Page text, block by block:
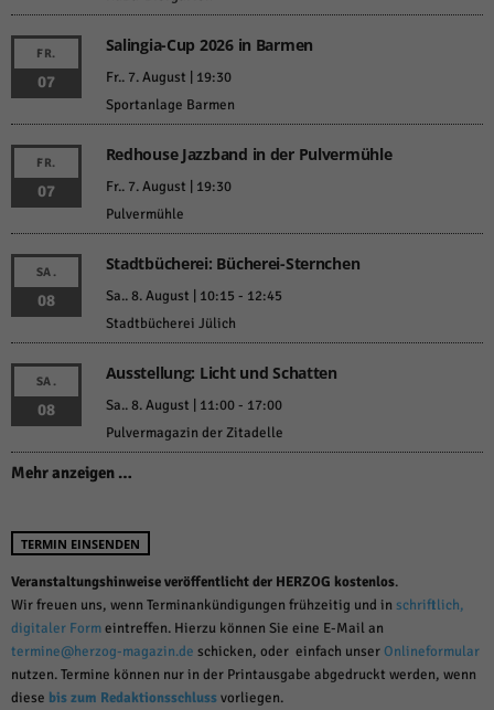
FR.
07
Salingia-Cup 2026 in Barmen
Fr.. 7. August | 19:30
Sportanlage Barmen
FR.
07
Redhouse Jazzband in der Pulvermühle
Fr.. 7. August | 19:30
Pulvermühle
SA.
08
Stadtbücherei: Bücherei-Sternchen
Sa.. 8. August | 10:15 - 12:45
Stadtbücherei Jülich
SA.
08
Ausstellung: Licht und Schatten
Sa.. 8. August | 11:00- 17:00
Pulvermagazin der Zitadelle
Mehr anzeigen …
TERMIN EINSENDEN
Veranstaltungshinweise veröffentlicht der HERZOG kostenlos.
Wir freuen uns, wenn Terminankündigungen frühzeitig und in schriftlich,
digitaler Formeintreffen. Hierzu können Sie eine E-Mail an
termine@herzog-magazin.de schicken, oder einfach unserOnlineformular
nutzen. Termine können nur in der Printausgabe abgedruckt werden, wenn
diese bis zum Redaktionsschlussvorliegen.
Cookie-Informationen anzeigen
Statistiken (1)
Statistik Cookies erfassen Informationen anonym. Diese Informationen helfen
uns zu verstehen, wie unsere Besucher unsere Website nutzen.
Marketing (1)
Marketing-Cookies werden von Drittanbietern oder Publishern verwendet,
um personalisierte Werbung anzuzeigen. Sie tun dies, indem sie Besucher
über Websites hinweg verfolgen.
Cookie-Informationen anzeigen
Externe Medien (6)
Inhalte von Videoplattformen und Social-Media-Plattformen werden
standardmäßig blockiert. Wenn Cookies von externen Medien akzeptiert
werden, bedarf der Zugriff auf diese Inhalte keiner manuellen Einwilligung
mehr.
powered by Borlabs Cookie